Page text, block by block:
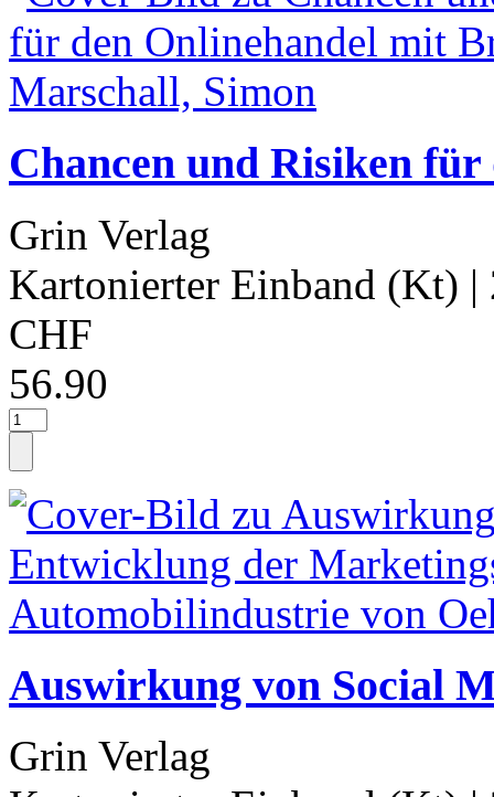
Chancen und Risiken
Grin Verlag
Kartonierter Einband (Kt) |
CHF
56.90
Auswirkung von Social
Grin Verlag